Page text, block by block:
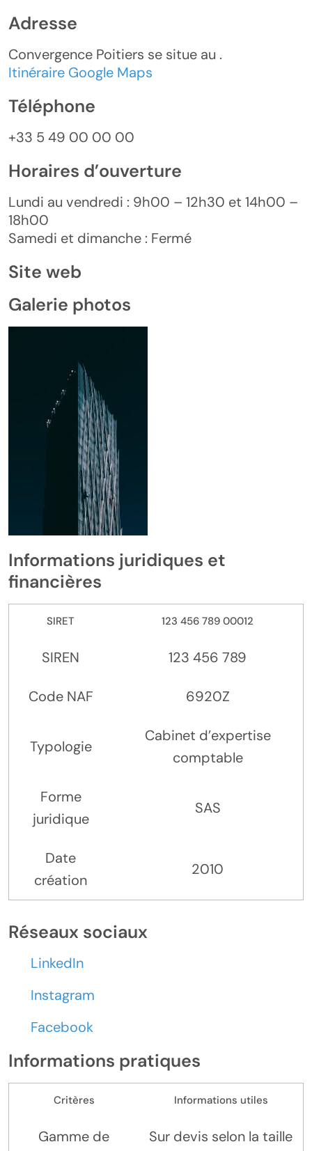
Adresse
Convergence Poitiers se situe au .
Itinéraire Google Maps
Téléphone
+33 5 49 00 00 00
Horaires d’ouverture
Lundi au vendredi : 9h00 – 12h30 et 14h00 –
18h00
Samedi et dimanche : Fermé
Site web
Galerie photos
Informations juridiques et
financières
SIRET 123 456 789 00012
SIREN 123 456 789
Code NAF 6920Z
Typologie
Cabinet d’expertise
comptable
Forme
juridique
SAS
Date
création
2010
Réseaux sociaux
LinkedIn
Instagram
Facebook
Informations pratiques
Critères Informations utiles
Gamme de
Sur devis selon la taille